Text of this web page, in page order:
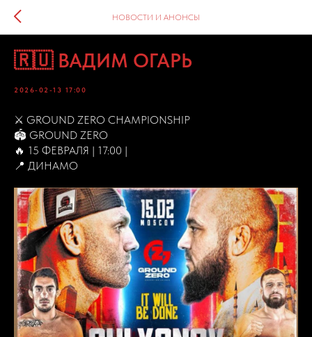
НОВОСТИ И АНОНСЫ
🇷🇺 ВАДИМ ОГАРЬ
2026-02-13 17:00
⚔ GROUND ZERO CHAMPIONSHIP
🏟️ GROUND ZERO
🔥 15 ФЕВРАЛЯ | 17:00 |
📍 ДИНАМО